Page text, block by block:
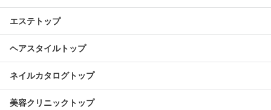
エステトップ
ヘアスタイルトップ
ネイルカタログトップ
美容クリニックトップ